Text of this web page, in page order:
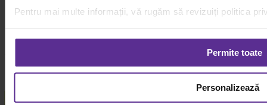
Pentru mai multe informații, vă rugăm să revizuiți politica
Permite toate
Personalizează
Program: Luni-Vineri:8:00-16:30
Magazinul Dacris